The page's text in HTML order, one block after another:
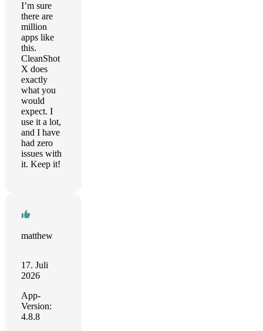
I’m sure
there are
million
apps like
this.
CleanShot
X does
exactly
what you
would
expect. I
use it a lot,
and I have
had zero
issues with
it. Keep it!
matthew
17. Juli
2026
App-
Version:
4.8.8